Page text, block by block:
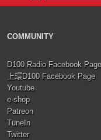
COMMUNITY
D100 Radio Facebook Page
上環D100 Facebook Page
Youtube
e-shop
Patreon
TuneIn
Twitter